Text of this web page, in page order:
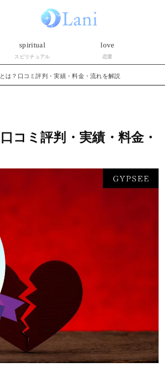
spiritual
スピリチュアル
love
恋愛
は？口コミ評判・実績・料金・流れを解説
コミ評判・実績・料金・